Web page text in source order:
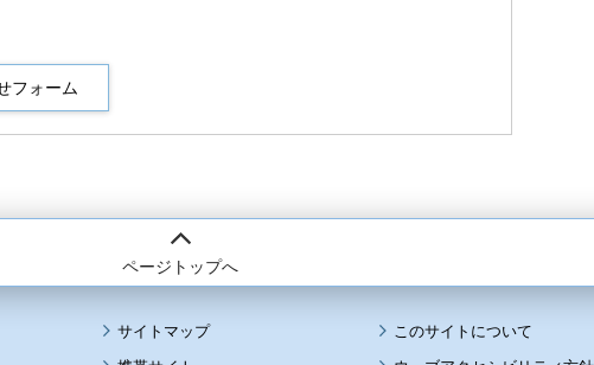
ページトップへ
サイトマップ
このサイトについて